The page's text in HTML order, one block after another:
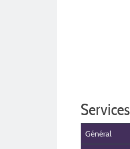
Services
Général